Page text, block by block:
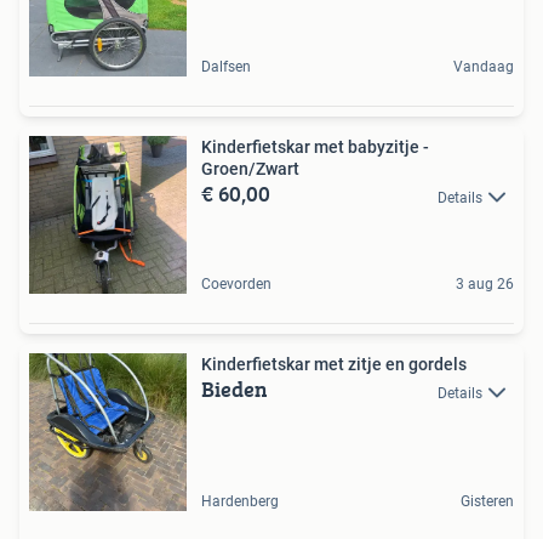
Dalfsen Vandaag
Kinderfietskar met babyzitje -
Groen/Zwart
€ 60,00 Details
Coevorden 3 aug 26
Kinderfietskar met zitje en gordels
Bieden Details
Hardenberg Gisteren